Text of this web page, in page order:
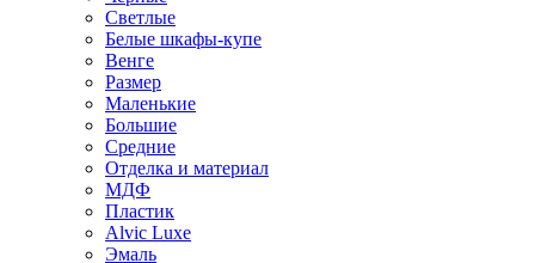
Светлые
Белые шкафы-купе
Венге
Размер
Маленькие
Большие
Средние
Отделка и материал
МДФ
Пластик
Alvic Luxe
Эмаль